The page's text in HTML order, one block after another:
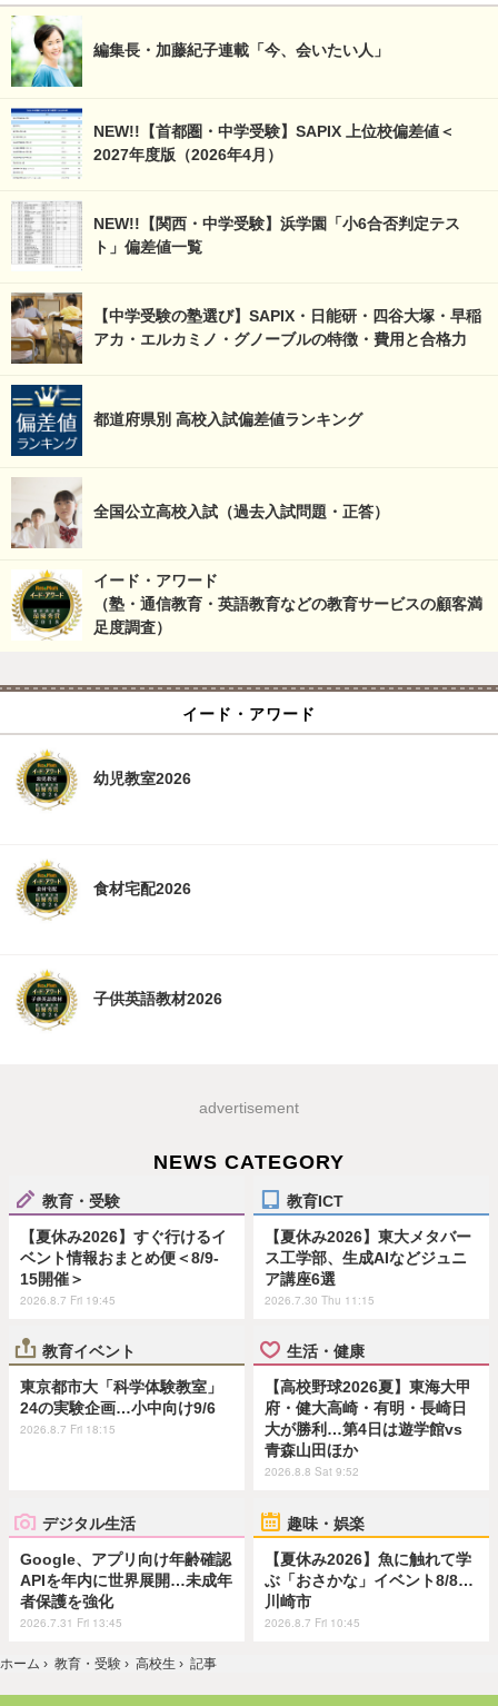
編集長・加藤紀子連載「今、会いたい人」
NEW!!【首都圏・中学受験】SAPIX 上位校偏差値＜
2027年度版（2026年4月）
NEW!!【関西・中学受験】浜学園「小6合否判定テス
ト」偏差値一覧
【中学受験の塾選び】SAPIX・日能研・四谷大塚・早稲
アカ・エルカミノ・グノーブルの特徴・費用と合格力
都道府県別 高校入試偏差値ランキング
全国公立高校入試（過去入試問題・正答）
イード・アワード
（塾・通信教育・英語教育などの教育サービスの顧客満
足度調査）
イード・アワード
幼児教室2026
食材宅配2026
子供英語教材2026
advertisement
NEWS CATEGORY
教育・受験
【夏休み2026】すぐ行けるイ
ベント情報おまとめ便＜8/9-
15開催＞
2026.8.7 Fri 19:45
教育ICT
【夏休み2026】東大メタバー
ス工学部、生成AIなどジュニ
ア講座6選
2026.7.30 Thu 11:15
教育イベント
東京都市大「科学体験教室」
24の実験企画…小中向け9/6
2026.8.7 Fri 18:15
生活・健康
【高校野球2026夏】東海大甲
府・健大高崎・有明・長崎日
大が勝利…第4日は遊学館vs
青森山田ほか
2026.8.8 Sat 9:52
デジタル生活
Google、アプリ向け年齢確認
APIを年内に世界展開…未成年
者保護を強化
2026.7.31 Fri 13:45
趣味・娯楽
【夏休み2026】魚に触れて学
ぶ「おさかな」イベント8/8…
川崎市
2026.8.7 Fri 10:45
ホーム › 教育・受験 › 高校生 › 記事